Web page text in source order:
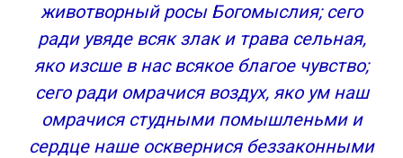
животворный росы Богомыслия; сего
ради увяде всяк злак и трава сельная,
яко изсше в нас всякое благое чувство;
сего ради омрачися воздух, яко ум наш
омрачися студными помышленьми и
сердце наше осквернися беззаконными